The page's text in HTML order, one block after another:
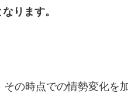
ります。
の時点での情勢変化を加